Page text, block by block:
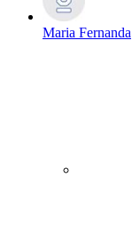
Maria Fernanda